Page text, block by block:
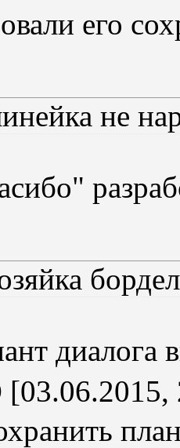
его
не
диалога
[03.06.2015,